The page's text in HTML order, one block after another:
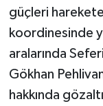
güçleri
koordinesinde
aralarında
Gökhan
hakkında
Röportaj
Sağlık
SİYASET